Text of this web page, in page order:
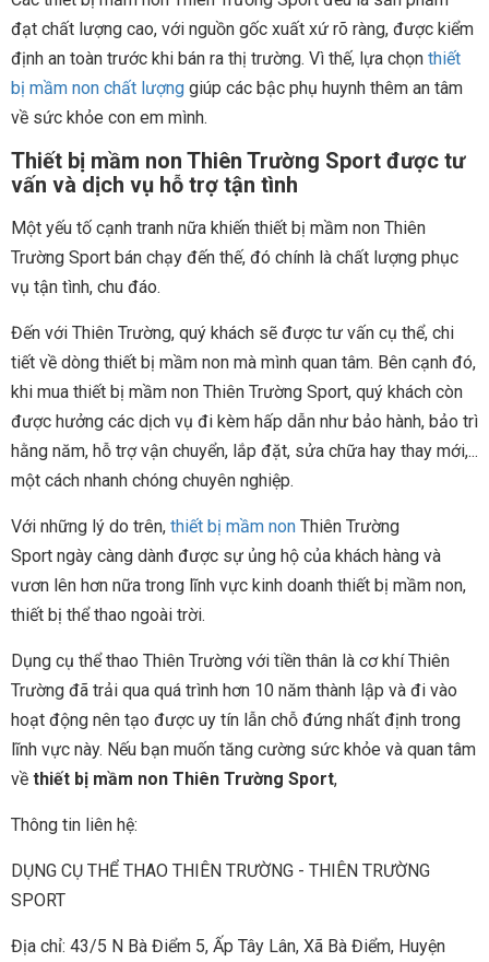
đạt chất lượng cao, với nguồn gốc xuất xứ rõ ràng, được kiểm
định an toàn trước khi bán ra thị trường. Vì thế, lựa chọn thiết
bị mầm non chất lượng giúp các bậc phụ huynh thêm an tâm
về sức khỏe con em mình.
Thiết bị mầm non Thiên Trường Sport được tư
vấn và dịch vụ hỗ trợ tận tình
Một yếu tố cạnh tranh nữa khiến thiết bị mầm non Thiên
Trường Sport bán chạy đến thế, đó chính là chất lượng phục
vụ tận tình, chu đáo.
Đến với Thiên Trường, quý khách sẽ được tư vấn cụ thể, chi
tiết về dòng thiết bị mầm non mà mình quan tâm. Bên cạnh đó,
khi mua thiết bị mầm non Thiên Trường Sport, quý khách còn
được hưởng các dịch vụ đi kèm hấp dẫn như bảo hành, bảo trì
hằng năm, hỗ trợ vận chuyển, lắp đặt, sửa chữa hay thay mới,...
một cách nhanh chóng chuyên nghiệp.
Với những lý do trên, thiết bị mầm non Thiên Trường
Sport ngày càng dành được sự ủng hộ của khách hàng và
vươn lên hơn nữa trong lĩnh vực kinh doanh thiết bị mầm non,
thiết bị thể thao ngoài trời.
Dụng cụ thể thao Thiên Trường với tiền thân là cơ khí Thiên
Trường đã trải qua quá trình hơn 10 năm thành lập và đi vào
hoạt động nên tạo được uy tín lẫn chỗ đứng nhất định trong
lĩnh vực này. Nếu bạn muốn tăng cường sức khỏe và quan tâm
về thiết bị mầm non Thiên Trường Sport,
Thông tin liên hệ:
DỤNG CỤ THỂ THAO THIÊN TRƯỜNG - THIÊN TRƯỜNG
SPORT
Địa chỉ: 43/5 N Bà Điểm 5, Ấp Tây Lân, Xã Bà Điểm, Huyện